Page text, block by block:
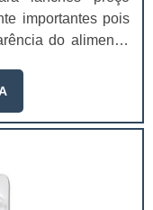
importantes pois
do alimento,
fazer uso de
do consumidor e
ficam expostos